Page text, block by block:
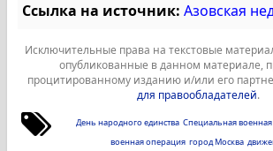
Ссылка на источник: Азовская
Исключительные права на текстовые
опубликованные в данном материале,
процитированному изданию и/или его
для правообладателей.
День народного единства Специальная
военная операция город Москва